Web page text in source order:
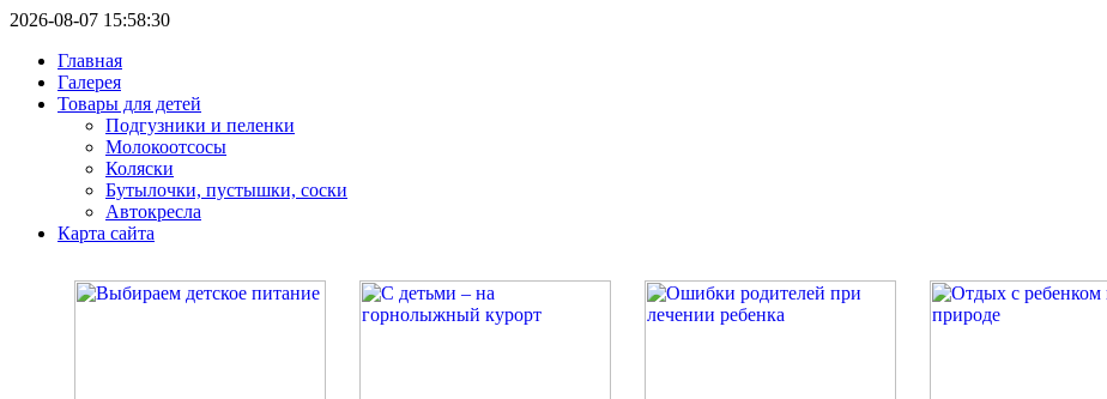
2026-08-07 15:58:30
Главная
Галерея
Товары для детей
Подгузники и пеленки
Молокоотсосы
Коляски
Бутылочки, пустышки, соски
Автокресла
Карта сайта